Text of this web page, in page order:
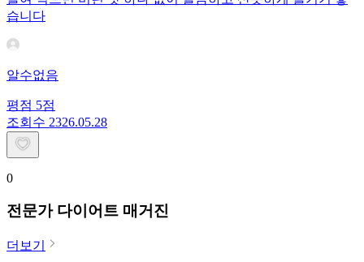
습니다
알수없음
평점 5점
조회수 2326.05.28
0
전문가 다이어트 매거진
더보기